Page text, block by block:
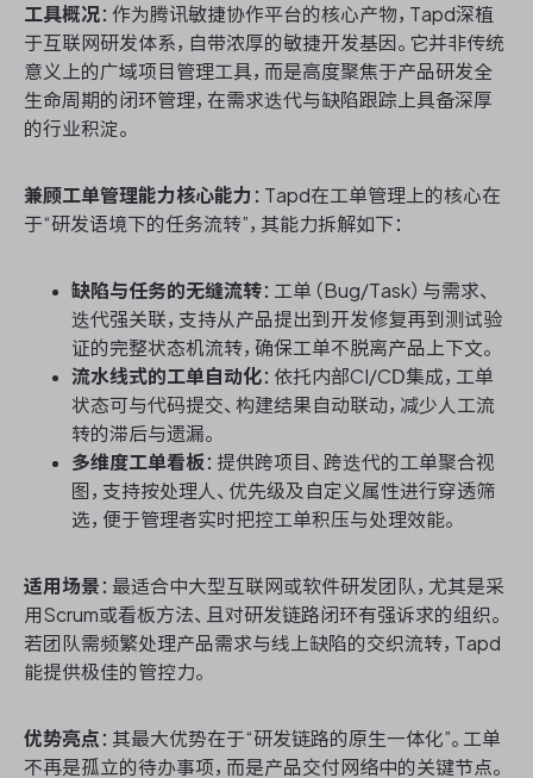
工具概况：作为腾讯敏捷协作平台的核心产物，Tapd深植
于互联网研发体系，自带浓厚的敏捷开发基因。它并非传统
意义上的广域项目管理工具，而是高度聚焦于产品研发全
生命周期的闭环管理，在需求迭代与缺陷跟踪上具备深厚
的行业积淀。
兼顾工单管理能力核心能力 ：Tapd在工单管理上的核心在
于“研发语境下的任务流转”，其能力拆解如下：
缺陷与任务的无缝流转：工单（Bug/Task）与需求、
迭代强关联，支持从产品提出到开发修复再到测试验
证的完整状态机流转，确保工单不脱离产品上下文。
流水线式的工单自动化：依托内部CI/CD集成，工单
状态可与代码提交、构建结果自动联动，减少人工流
转的滞后与遗漏。
多维度工单看板 ：提供跨项目、跨迭代的工单聚合视
图，支持按处理人、优先级及自定义属性进行穿透筛
选，便于管理者实时把控工单积压与处理效能。
适用场景 ：最适合中大型互联网或软件研发团队，尤其是采
用Scrum或看板方法、且对研发链路闭环有强诉求的组织。
若团队需频繁处理产品需求与线上缺陷的交织流转，Tapd
能提供极佳的管控力。
优势亮点 ：其最大优势在于“研发链路的原生一体化”。工单
不再是孤立的待办事项，而是产品交付网络中的关键节点。